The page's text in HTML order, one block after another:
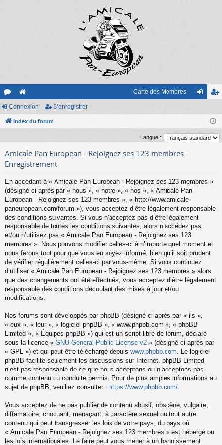
or
u
s
e
sit
Carte des Membres
xi
nr
eg
Connexion S’enregistrer
Index du forum
Langue :
Amicale Pan European - Rejoignez ses 123 membres -
Enregistrement
En accédant à « Amicale Pan European - Rejoignez ses 123 membres »
(désigné ci-après par « nous », « notre », « nos », « Amicale Pan
European - Rejoignez ses 123 membres », « http://www.amicale-
paneuropean.com/forum »), vous acceptez d’être légalement responsable
des conditions suivantes. Si vous n’acceptez pas d’être légalement
responsable de toutes les conditions suivantes, alors n’accédez pas
et/ou n’utilisez pas « Amicale Pan European - Rejoignez ses 123
membres ». Nous pouvons modifier celles-ci à n’importe quel moment et
nous ferons tout pour que vous en soyez informé, bien qu’il soit prudent
de vérifier régulièrement celles-ci par vous-même. Si vous continuez
d’utiliser « Amicale Pan European - Rejoignez ses 123 membres » alors
que des changements ont été effectués, vous acceptez d’être légalement
responsable des conditions découlant des mises à jour et/ou
modifications.
Nos forums sont développés par phpBB (désigné ci-après par « ils »,
« eux », « leur », « logiciel phpBB », « www.phpbb.com », « phpBB
Limited », « Équipes phpBB ») qui est un script libre de forum, déclaré
sous la licence « GNU General Public License v2 » (désigné ci-après par
« GPL ») et qui peut être téléchargé depuis www.phpbb.com . Le logiciel
phpBB facilite seulement les discussions sur Internet. phpBB Limited
n’est pas responsable de ce que nous acceptons ou n’acceptons pas
comme contenu ou conduite permis. Pour de plus amples informations au
sujet de phpBB, veuillez consulter : https://www.phpbb.com/
Vous acceptez de ne pas publier de contenu abusif, obscène, vulgaire,
diffamatoire, choquant, menaçant, à caractère sexuel ou tout autre
contenu qui peut transgresser les lois de votre pays, du pays où
« Amicale Pan European - Rejoignez ses 123 membres » est hébergé ou
les lois internationales. Le faire peut vous mener à un bannissement